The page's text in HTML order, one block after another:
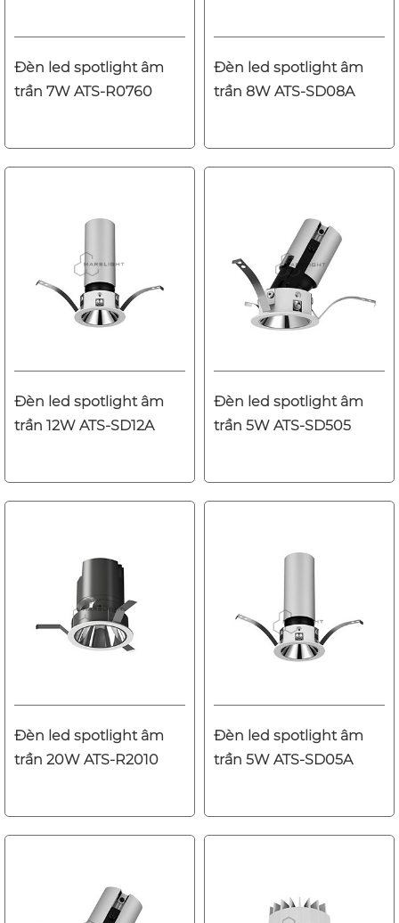
Đèn led spotlight âm
trần 7W ATS-R0760
Đèn led spotlight âm
trần 8W ATS-SD08A
Đèn led spotlight âm
trần 12W ATS-SD12A
Đèn led spotlight âm
trần 5W ATS-SD505
Đèn led spotlight âm
trần 20W ATS-R2010
Đèn led spotlight âm
trần 5W ATS-SD05A